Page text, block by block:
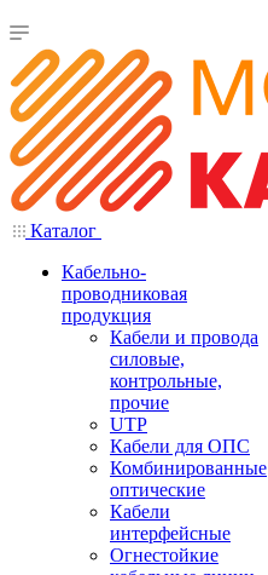
Каталог
Кабельно-
проводниковая
продукция
Кабели и провода
силовые,
контрольные,
прочие
UTP
Кабели для ОПС
Комбинированные
оптические
Кабели
интерфейсные
Огнестойкие